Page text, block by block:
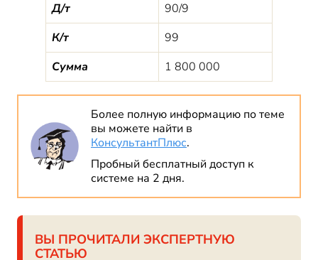
Д/т
90/9
К/т
99
Сумма
1 800 000
Более полную информацию по теме
вы можете найти в
КонсультантПлюс.
Пробный бесплатный доступ к
системе на 2 дня.
ВЫ ПРОЧИТАЛИ ЭКСПЕРТНУЮ
СТАТЬЮ